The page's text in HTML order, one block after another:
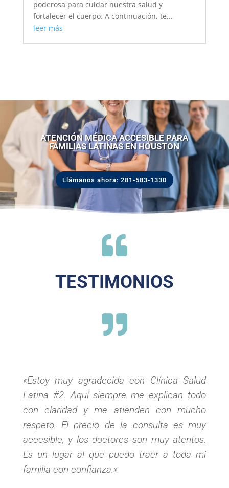
poderosa para cuidar nuestra salud y
fortalecer el cuerpo. A continuación, te...
leer más
ATENCIÓN MÉDICA ACCESIBLE PARA
FAMILIAS LATINAS EN HOUSTON
Llámanos ahora: 281-583-1330

TESTIMONIOS

«Estoy muy agradecida con Clínica Salud
Latina #2. Aquí siempre me explican todo
con claridad y me atienden con mucho
respeto. El precio de la consulta es muy
accesible, y los doctores son muy atentos.
Es un lugar al que puedo traer a toda mi
familia con confianza.»